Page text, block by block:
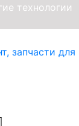
технологии